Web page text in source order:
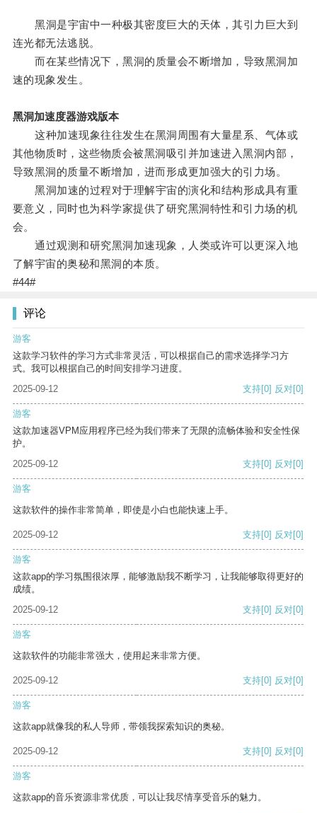
黑洞是宇宙中一种极其密度巨大的天体，其引力巨大到
连光都无法逃脱。
而在某些情况下，黑洞的质量会不断增加，导致黑洞加
速的现象发生。
黑洞加速度器游戏版本
这种加速现象往往发生在黑洞周围有大量星系、气体或
其他物质时，这些物质会被黑洞吸引并加速进入黑洞内部，
导致黑洞的质量不断增加，进而形成更加强大的引力场。
黑洞加速的过程对于理解宇宙的演化和结构形成具有重
要意义，同时也为科学家提供了研究黑洞特性和引力场的机
会。
通过观测和研究黑洞加速现象，人类或许可以更深入地
了解宇宙的奥秘和黑洞的本质。
#44#
评论
游客
这款学习软件的学习方式非常灵活，可以根据自己的需求选择学习方
式。我可以根据自己的时间安排学习进度。
2025-09-12
支持[0] 反对[0]
游客
这款加速器VPM应用程序已经为我们带来了无限的流畅体验和安全性保
护。
2025-09-12
支持[0] 反对[0]
游客
这款软件的操作非常简单，即使是小白也能快速上手。
2025-09-12 支持[0] 反对[0]
游客
这款app的学习氛围很浓厚，能够激励我不断学习，让我能够取得更好的
成绩。
2025-09-12
支持[0] 反对[0]
游客
这款软件的功能非常强大，使用起来非常方便。
2025-09-12 支持[0] 反对[0]
游客
这款app就像我的私人导师，带领我探索知识的奥秘。
2025-09-12 支持[0] 反对[0]
游客
这款app的音乐资源非常优质，可以让我尽情享受音乐的魅力。